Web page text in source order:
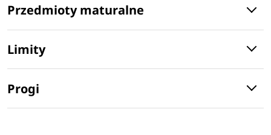
Przedmioty maturalne
Limity
Progi